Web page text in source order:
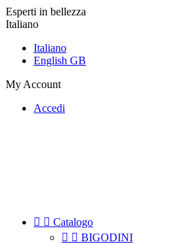
Esperti in bellezza
Italiano
Italiano
English GB
My Account
Accedi
  Catalogo
  BIGODINI